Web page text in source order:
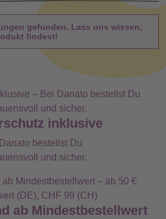
gefunden. Lass uns wissen,
findest!
inklusive
bestellst Du
und sicher.
ab Mindestbestellwert